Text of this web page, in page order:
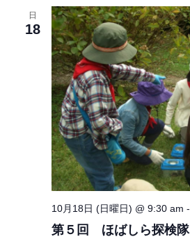
日
18
第５回 ほばしら探検隊
10月18日 (日曜日) @ 9:30 am -